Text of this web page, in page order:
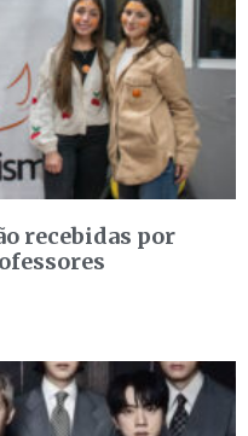
recebidas por